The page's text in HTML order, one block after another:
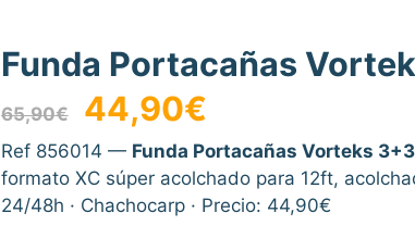
Funda Portacañas
65,90€
precio
original
era:
65,90€.
44,90€El
actual
es:
44,90€.
Ref 856014 — Funda Portacañas Vorteks
formato XC súper acolchado para 12ft,
24/48h · Chachocarp · Precio: 44,90€